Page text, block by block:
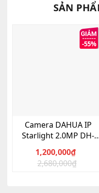
SẢN
-55%
Camera DAHUA IP
Starlight 2.0MP DH-
2,680,000₫
Giá
1,200,000₫
Giá